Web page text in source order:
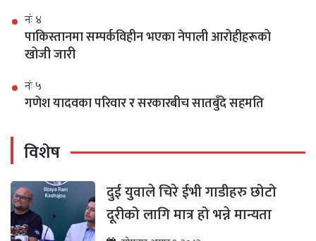
नंः ४
पाकिस्तानमा सम्पर्कविहीन भएका नेपाली आरोहीहरूको
खोजी जारी
नंः ५
गणेश यादवका परिवार र सरकारबीच सातबुँदे सहमति
विशेष
दुई युवाले चिरे ईभी गाडीहरु छोटो
दूरीको लागि मात्र हो भन्ने मान्यता